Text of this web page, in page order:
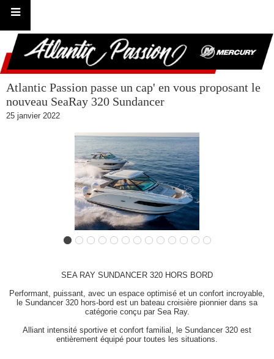
Atlantic Passion passe un cap' en vous proposant le
nouveau SeaRay 320 Sundancer
25 janvier 2022
SEA RAY SUNDANCER 320 HORS BORD
Performant, puissant, avec un espace optimisé et un confort incroyable,
le Sundancer 320 hors-bord est un bateau croisière pionnier dans sa
catégorie conçu par Sea Ray.
Alliant intensité sportive et confort familial, le Sundancer 320 est
entièrement équipé pour toutes les situations.